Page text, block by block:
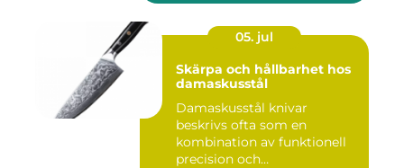
05. jul
Skärpa och hållbarhet hos
damaskusstål
Damaskusstål knivar
beskrivs ofta som en
kombination av funktionell
precision och